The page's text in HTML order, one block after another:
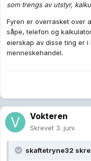
som trengs av utstyr,
Fyren er overrasket over
såpe, telefon og
eierskap av disse ting er
menneskehandel.
Vokteren
Skrevet 3. juni
skaftetryne32